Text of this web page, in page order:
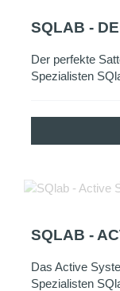
SQLAB -
Der perfekte
Spezialisten
SQLAB -
Das Active
Spezialisten